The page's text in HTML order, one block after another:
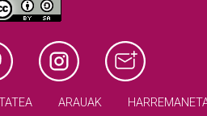
ARAUAK